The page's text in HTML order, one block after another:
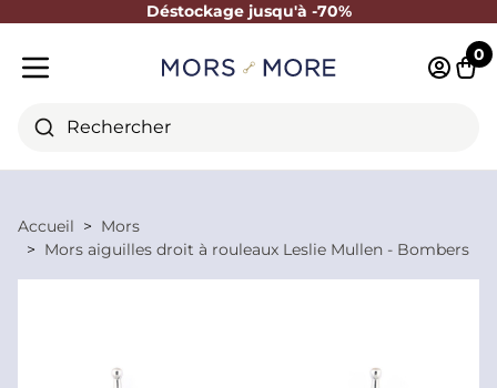
Déstockage jusqu'à -70%
Fermer
Rechercher
0
Accueil
Mors
Mors aiguilles droit à rouleaux Leslie Mullen - Bombers